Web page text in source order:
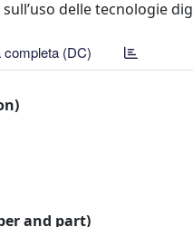
delle tecnologie
completa (DC)
and part)